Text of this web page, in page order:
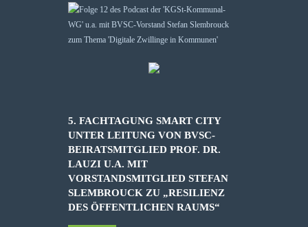
5. FACHTAGUNG SMART CITY
UNTER LEITUNG VON BVSC-
BEIRATSMITGLIED PROF. DR.
LAUZI U.A. MIT
VORSTANDSMITGLIED STEFAN
SLEMBROUCK ZU „RESILIENZ
DES ÖFFENTLICHEN RAUMS“